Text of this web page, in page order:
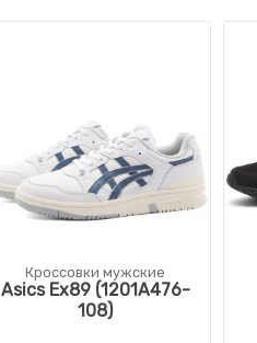
Кроссовки мужские
Asics Ex89 (1201A476-
108)